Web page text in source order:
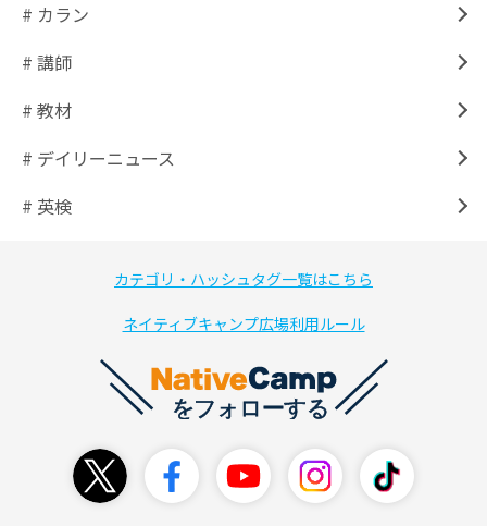
# カラン
# 講師
# 教材
# デイリーニュース
# 英検
カテゴリ・ハッシュタグ一覧はこちら
ネイティブキャンプ広場利用ルール